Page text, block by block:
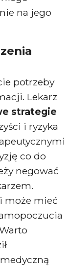
na jego
potrzeby
Lekarz
strategie
i ryzyka
co do
negować
może mieć